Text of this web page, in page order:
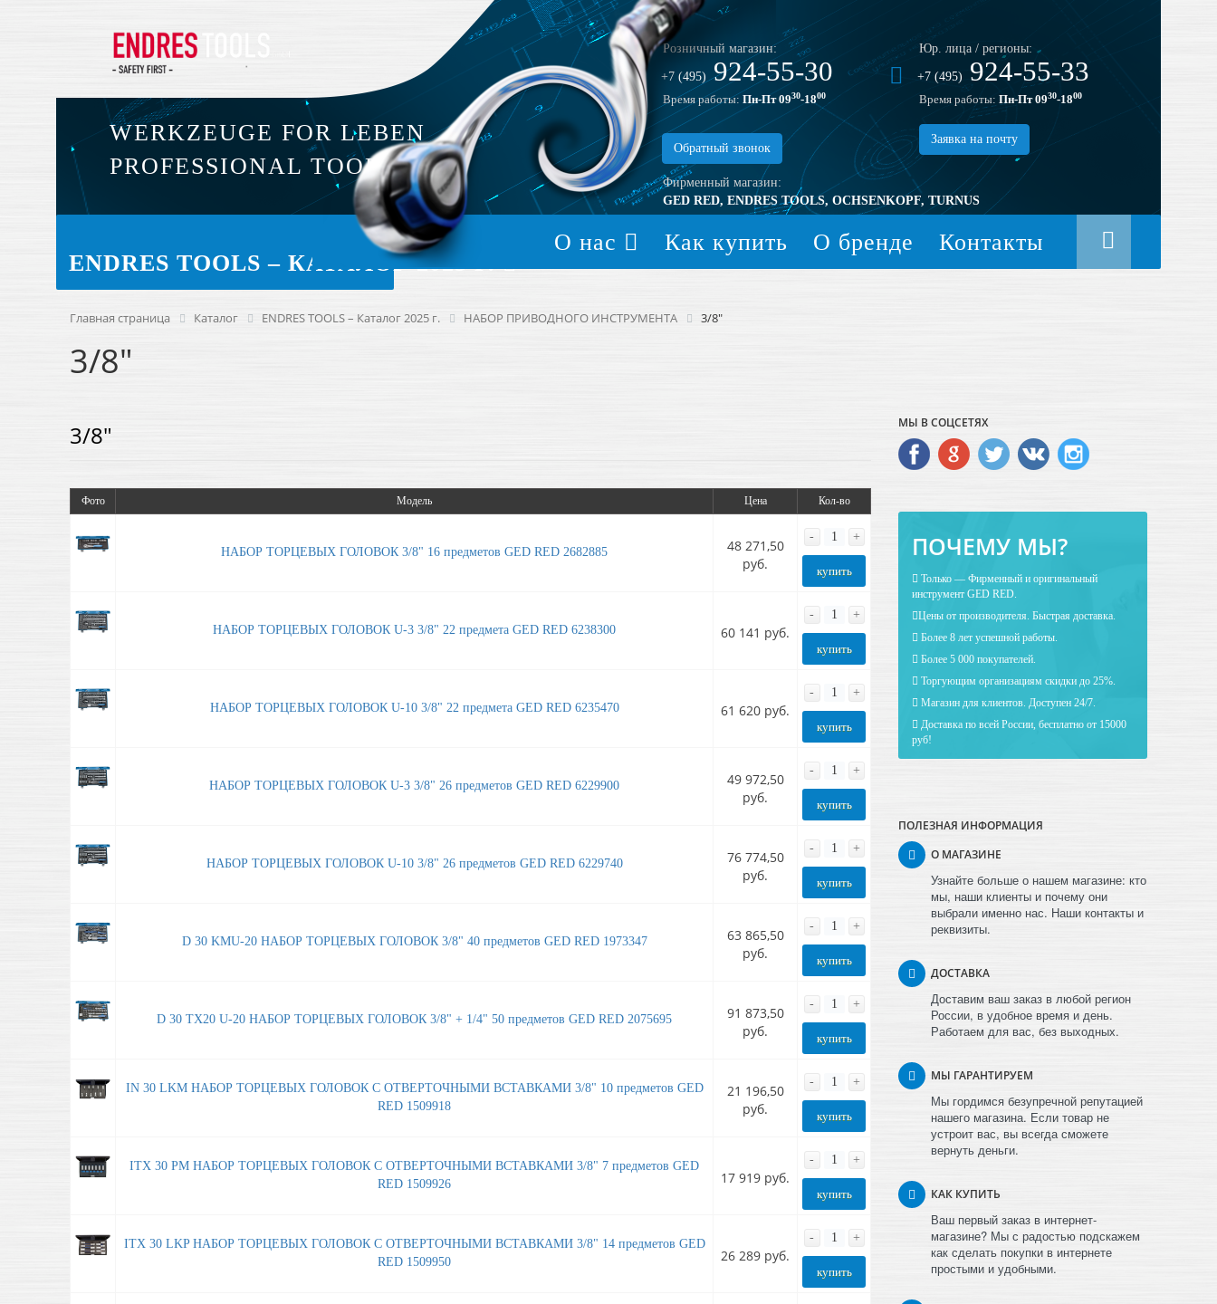
Розничный магазин:
+7 (495) 924-55-30
Время работы: Пн-Пт 0930-1800
Юр. лица / регионы:
+7 (495) 924-55-33
Время работы: Пн-Пт 0930-1800
WERKZEUGE FOR LEBEN
PROFESSIONAL TOOLS
Обратный звонок
Заявка на почту
Фирменный магазин:
GED RED, ENDRES TOOLS, OCHSENKOPF, TURNUS
ENDRES TOOLS – КАТАЛОГ 2025 Г.
Контакты
О бренде
Как купить
О нас
Главная страница Каталог ENDRES TOOLS – Каталог 2025 г. НАБОР ПРИВОДНОГО ИНСТРУМЕНТА 3/8"
3/8"
3/8"
Фото Модель Цена Кол-во
НАБОР ТОРЦЕВЫХ ГОЛОВОК 3/8" 16 предметов GED RED 2682885
48 271,50
руб.
- +
купить
НАБОР ТОРЦЕВЫХ ГОЛОВОК U-3 3/8" 22 предмета GED RED 6238300 60 141 руб.
- +
купить
НАБОР ТОРЦЕВЫХ ГОЛОВОК U-10 3/8" 22 предмета GED RED 6235470 61 620 руб.
- +
купить
НАБОР ТОРЦЕВЫХ ГОЛОВОК U-3 3/8" 26 предметов GED RED 6229900
49 972,50
руб.
- +
купить
НАБОР ТОРЦЕВЫХ ГОЛОВОК U-10 3/8" 26 предметов GED RED 6229740
76 774,50
руб.
- +
купить
D 30 KMU-20 НАБОР ТОРЦЕВЫХ ГОЛОВОК 3/8" 40 предметов GED RED 1973347
63 865,50
руб.
- +
купить
D 30 TX20 U-20 НАБОР ТОРЦЕВЫХ ГОЛОВОК 3/8" + 1/4" 50 предметов GED RED 2075695
91 873,50
руб.
- +
купить
IN 30 LKM НАБОР ТОРЦЕВЫХ ГОЛОВОК С ОТВЕРТОЧНЫМИ ВСТАВКАМИ 3/8" 10 предметов GED
RED 1509918
21 196,50
руб.
- +
купить
ITX 30 PM НАБОР ТОРЦЕВЫХ ГОЛОВОК С ОТВЕРТОЧНЫМИ ВСТАВКАМИ 3/8" 7 предметов GED
RED 1509926
17 919 руб.
- +
купить
ITX 30 LKP НАБОР ТОРЦЕВЫХ ГОЛОВОК С ОТВЕРТОЧНЫМИ ВСТАВКАМИ 3/8" 14 предметов GED
RED 1509950
26 289 руб.
- +
купить
МЫ В СОЦСЕТЯХ
ПОЧЕМУ МЫ?
Только — Фирменный и оригинальный
инструмент GED RED.
Цены от производителя. Быстрая доставка.
Более 8 лет успешной работы.
Более 5 000 покупателей.
Торгующим организациям скидки до 25%.
Магазин для клиентов. Доступен 24/7.
Доставка по всей России, бесплатно от 15000
руб!
ПОЛЕЗНАЯ ИНФОРМАЦИЯ
О МАГАЗИНЕ
Узнайте больше о нашем магазине: кто
мы, наши клиенты и почему они
выбрали именно нас. Наши контакты и
реквизиты.
ДОСТАВКА
Доставим ваш заказ в любой регион
России, в удобное время и день.
Работаем для вас, без выходных.
МЫ ГАРАНТИРУЕМ
Мы гордимся безупречной репутацией
нашего магазина. Если товар не
устроит вас, вы всегда сможете
вернуть деньги.
КАК КУПИТЬ
Ваш первый заказ в интернет-
магазине? Мы с радостью подскажем
как сделать покупки в интернете
простыми и удобными.